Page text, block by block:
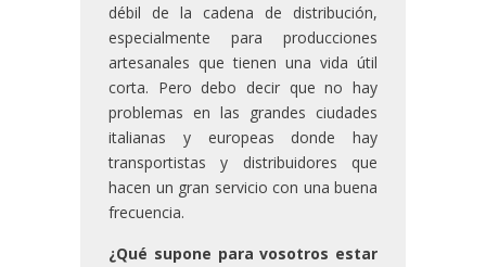
débil de la cadena de distribución,
especialmente para producciones
artesanales que tienen una vida útil
corta. Pero debo decir que no hay
problemas en las grandes ciudades
italianas y europeas donde hay
transportistas y distribuidores que
hacen un gran servicio con una buena
frecuencia.
¿Qué supone para vosotros estar